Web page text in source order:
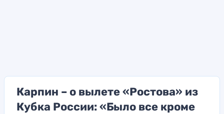
Карпин – о вылете «Ростова» из
Кубка России: «Было все кроме